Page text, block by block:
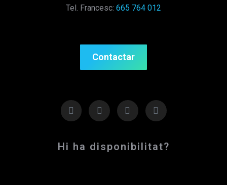
Tel. Francesc: 665 764 012
Contactar
Hi ha disponibilitat?